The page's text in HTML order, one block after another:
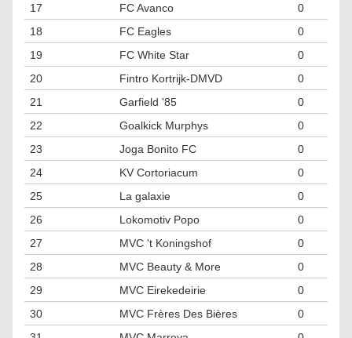
17
FC Avanco
0
18
FC Eagles
0
19
FC White Star
0
20
Fintro Kortrijk-DMVD
0
21
Garfield '85
0
22
Goalkick Murphys
0
23
Joga Bonito FC
0
24
KV Cortoriacum
0
25
La galaxie
0
26
Lokomotiv Popo
0
27
MVC 't Koningshof
0
28
MVC Beauty & More
0
29
MVC Eirekedeirie
0
30
MVC Frères Des Bières
0